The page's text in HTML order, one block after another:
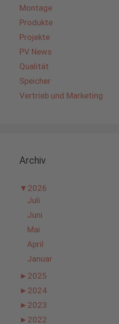
Montage
Produkte
Projekte
PV News
Qualität
Speicher
Vertrieb und Marketing
Archiv
▼ 2026
Juli
Juni
Mai
April
Januar
► 2025
► 2024
► 2023
► 2022